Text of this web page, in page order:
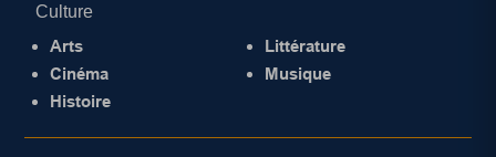
Culture
Arts
Cinéma
Histoire
Littérature
Musique